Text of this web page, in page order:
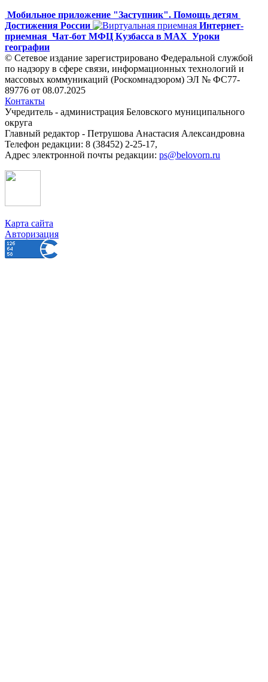
Мобильное приложение "Заступник". Помощь детям
Достижения России
Интернет-
приемная Чат-бот МФЦ Кузбасса в MAX Уроки
географии
© Сетевое издание зарегистрировано Федеральной службой
по надзору в сфере связи, информационных технологий и
массовых коммуникаций (Роскомнадзором) ЭЛ № ФС77-
89776 от 08.07.2025
Контакты
Учредитель - администрация Беловского муниципального
округа
Главный редактор - Петрушова Анастасия Александровна
Телефон редакции: 8 (38452) 2-25-17,
Адрес электронной почты редакции: ps@belovorn.ru
Карта сайта
Авторизация